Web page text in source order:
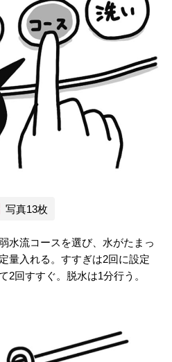
写真13枚
水流コースを選び、水がたまっ
量入れる。すすぎは2回に設定
2回すすぐ。脱水は1分行う。